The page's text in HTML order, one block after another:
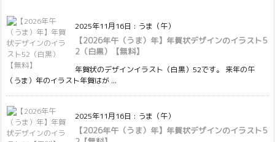
2025年11月16日 : うま（午）
【2026年午（うま）年】年賀状デザインのイラスト5
2（白黒）【無料】
年賀状のデザインイラスト（白黒）52です。 来年の午
（うま）年のイラスト年賀はが ...
2025年11月16日 : うま（午）
【2026年午（うま）年】年賀状デザインのイラスト5